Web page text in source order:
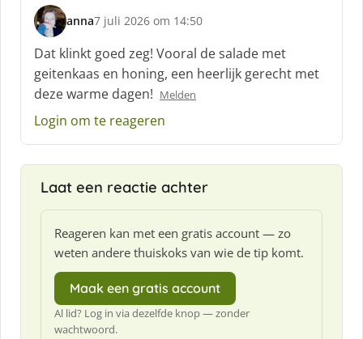
anna
s
c
h
r
e
e
:
7 juli 2026 om 14:50
Dat klinkt goed zeg! Vooral de salade met
geitenkaas en honing, een heerlijk gerecht met
deze warme dagen! Melden
Login om te reageren
Laat een reactie achter
Reageren kan met een gratis account — zo
weten andere thuiskoks van wie de tip komt.
Maak een gratis account
Al lid? Log in via dezelfde knop — zonder
wachtwoord.